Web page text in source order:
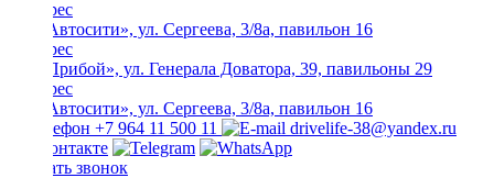
ТЦ «Автосити», ул. Сергеева, 3/8а, павильон 16
ТЦ «Прибой», ул. Генерала Доватора, 39, павильоны 29
ТЦ «Автосити», ул. Сергеева, 3/8а, павильон 16
+7 964 11 500 11
drivelife-38@yandex.ru
Заказать звонок